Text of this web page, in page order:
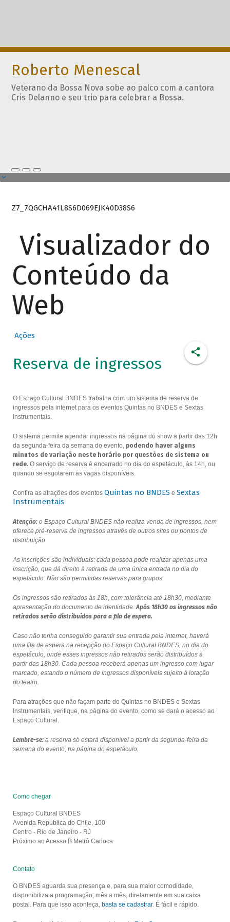
Roberto Menescal
Veterano da Bossa Nova sobe ao palco com a cantora
Cris Delanno e seu trio para celebrar a Bossa.
Z7_7QGCHA41L8S6D069EJK40D38S6
Visualizador do
Conteúdo da
Web
Ações
Reserva de ingressos
O Espaço Cultural BNDES trabalha com um sistema de reserva de
ingressos pela internet para os eventos Quintas no BNDES e Sextas
Instrumentais.
O sistema permite agendar ingressos na página do show a partir das 12h
da segunda-feira da semana do evento, podendo haver alguns
minutos de variação neste horário por questões de sistema ou
rede.O serviço de reserva é encerrado no dia do espetáculo, às 14h, ou
quando se esgotarem as vagas disponíveis.
Confira as atrações dos eventos Quintas no BNDES e Sextas
Instrumentais.
Atenção:o Espaço Cultural BNDES não realiza venda de ingressos, nem
oferece pré-reserva de ingressos através de outros sites ou pontos de
distribuição
As inscrições são individuais: cada pessoa pode realizar apenas uma
inscrição, que dá direito à retirada de uma única entrada no dia do
espetáculo. Não são permitidas reservas para grupos.
Os ingressos são retirados às 18h, com tolerância até 18h30, mediante
apresentação do documento de identidade.Após 18h30 os ingressos não
retirados serão distribuídos para a fila de espera.
Caso não tenha conseguido garantir sua entrada pela internet, haverá
uma fila de espera na recepção do Espaço Cultural BNDES, no dia do
espetáculo, onde esses ingressos não retirados serão distribuídos a
partir das 18h30. Cada pessoa receberá apenas um ingresso com lugar
marcado, estando o número de ingressos disponíveis sujeito à lotação
do teatro.
Para atrações que não façam parte do Quintas no BNDES e Sextas
Instrumentais, verifique, na página do evento, como se dará o acesso ao
Espaço Cultural.
Lembre-se:a reserva só estará disponível a partir da segunda-feira da
semana do evento, na página do espetáculo.
Como chegar
Espaço Cultural BNDES
Avenida República do Chile, 100
Centro - Rio de Janeiro - RJ
Próximo ao Acesso B Metrô Carioca
Contato
O BNDES aguarda sua presença e, para sua maior comodidade,
disponibiliza a programação, mês a mês, diretamente em sua caixa
postal. Para que isso aconteça, basta se cadastrar. É fácil e rápido.